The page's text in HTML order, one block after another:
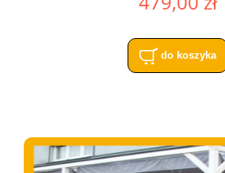
do koszyka